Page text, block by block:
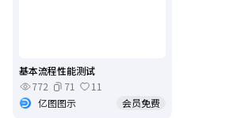
基本流程性能测试
772
71
11
亿图图示
会员免费